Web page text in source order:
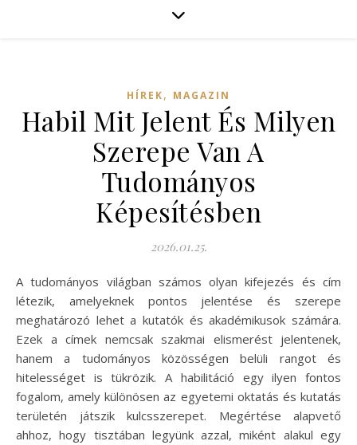
HÍREK, MAGAZIN
Habil Mit Jelent És Milyen
Szerepe Van A
Tudományos
Képesítésben
2026.01.25.
A tudományos világban számos olyan kifejezés és cím
létezik, amelyeknek pontos jelentése és szerepe
meghatározó lehet a kutatók és akadémikusok számára.
Ezek a címek nemcsak szakmai elismerést jelentenek,
hanem a tudományos közösségen belüli rangot és
hitelességet is tükrözik. A habilitáció egy ilyen fontos
fogalom, amely különösen az egyetemi oktatás és kutatás
területén játszik kulcsszerepet. Megértése alapvető
ahhoz, hogy tisztában legyünk azzal, miként alakul egy